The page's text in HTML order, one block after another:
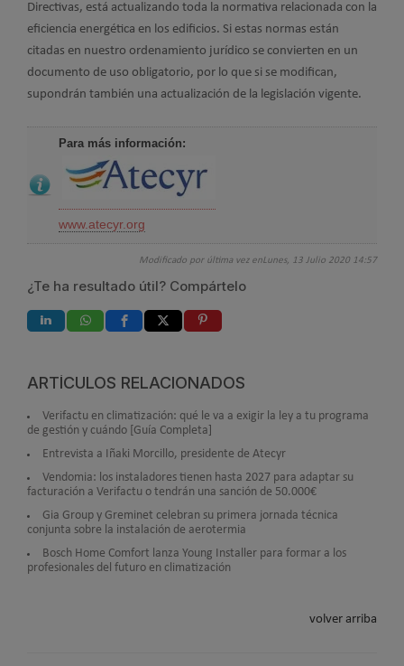
Directivas, está actualizando toda la normativa relacionada con la
eficiencia energética en los edificios. Si estas normas están
citadas en nuestro ordenamiento jurídico se convierten en un
documento de uso obligatorio, por lo que si se modifican,
supondrán también una actualización de la legislación vigente.
Para más información:
www.atecyr.org
Modificado por última vez enLunes, 13 Julio 2020 14:57
¿Te ha resultado útil? Compártelo
ARTÍCULOS RELACIONADOS
Verifactu en climatización: qué le va a exigir la ley a tu programa
de gestión y cuándo [Guía Completa]
Entrevista a Iñaki Morcillo, presidente de Atecyr
Vendomia: los instaladores tienen hasta 2027 para adaptar su
facturación a Verifactu o tendrán una sanción de 50.000€
Gia Group y Greminet celebran su primera jornada técnica
conjunta sobre la instalación de aerotermia
Bosch Home Comfort lanza Young Installer para formar a los
profesionales del futuro en climatización
volver arriba